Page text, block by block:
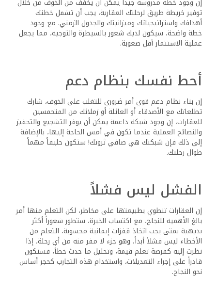
اتخذ الخطوة الأولى
لست بحاجة إلى رؤية الدرج بأكمله، بل عليك فقط أن تتخذ
الخطوة الأولى، إذا كنت ترغب حقاً في أن تكون بين المستثمرين
أي إجراء، ستبدأ في رؤية عوائد إيجابية، كما يمكنك تقليل فرصك
في الخسارة على المدى الطويل من خلال اتخاذ خطوات معينة.
قيم استثمارك الآول
بعد إجراء الاستثمارات الأولية، من المهم أن “تستشعر”
استثماراتك، وهذا يتضمن مراقبة استثماراتك وتقييم أدائها
إن الشعور باستثماراتك يسمح لك أيضاً بتقييم ما إذا كنت
تستمتع بعملية الاستثمار، لا ينبغي أن يكون الاستثمار من أجل
جني الأموال فحسب، بل وأيضاً من أجل الاستمتاع بالرحلة، إذا
وجدت أن نوعاً معيناً من الاستثمار لا يناسب نمط حياتك أو لا
يثير حماسك، فقد يكون من المفيد التفكير في خيارات
استثمارية أخرى.